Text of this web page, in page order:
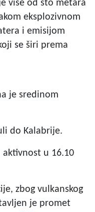
više od sto metara
eksplozivnom
i emisijom
se širi prema
je sredinom
do Kalabrije.
u 16.10
zbog vulkanskog
je promet